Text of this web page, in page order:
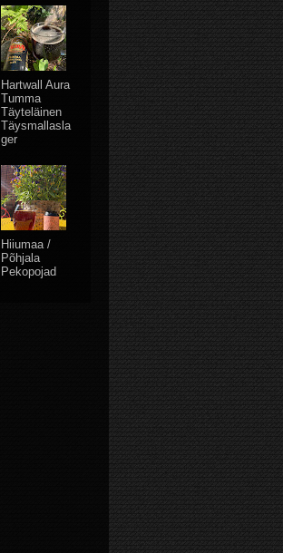
Hartwall Aura
Tumma
Täyteläinen
Täysmallasla
ger
Hiiumaa /
Põhjala
Pekopojad